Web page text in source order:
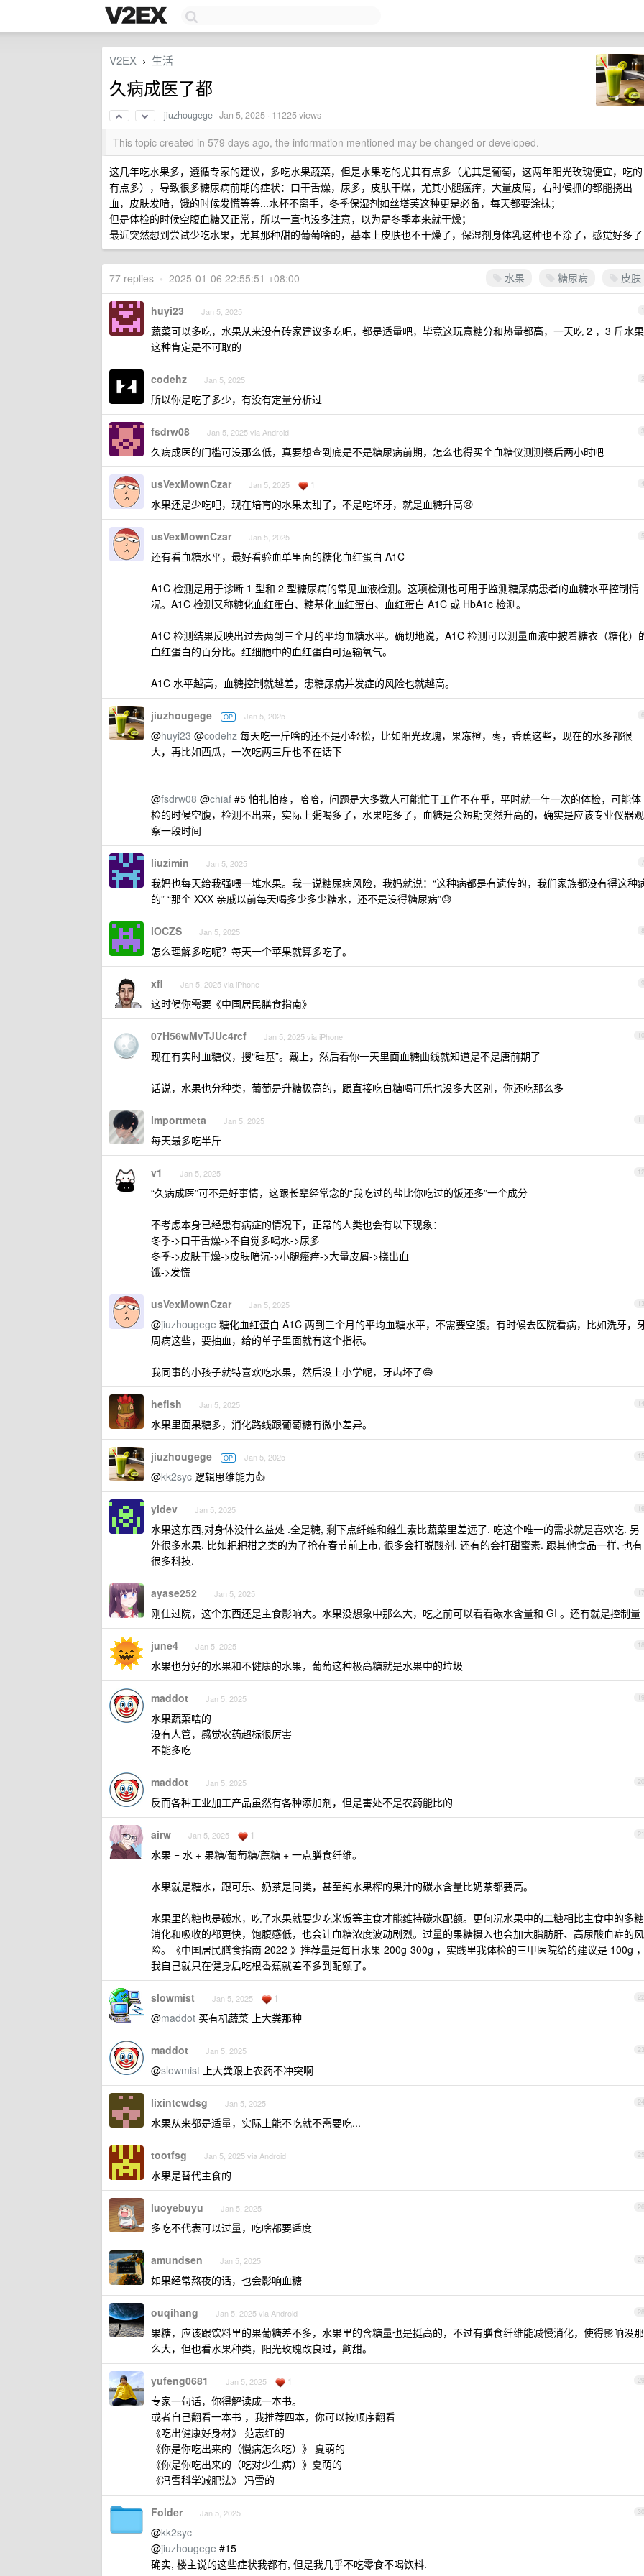
V2EX › 生活
久病成医了都
jiuzhougege ·Jan 5, 2025 · 11225 views
This topic created in 579 days ago, the information mentioned may be changed or developed.
这几年吃水果多，遵循专家的建议，多吃水果蔬菜，但是水果吃的尤其有点多（尤其是葡萄，这两年阳光玫瑰便宜，吃的
有点多），导致很多糖尿病前期的症状：口干舌燥，尿多，皮肤干燥，尤其小腿瘙痒，大量皮屑，右时候抓的都能挠出
血，皮肤发暗，饿的时候发慌等等...水杯不离手，冬季保湿剂如丝塔芙这种更是必备，每天都要涂抹；
但是体检的时候空腹血糖又正常，所以一直也没多注意，以为是冬季本来就干燥；
最近突然想到尝试少吃水果，尤其那种甜的葡萄啥的，基本上皮肤也不干燥了，保湿剂身体乳这种也不涂了，感觉好多了
水果 糖尿病 皮肤
77 replies • 2025-01-06 22:55:51 +08:00
1
huyi23 Jan 5, 2025
蔬菜可以多吃，水果从来没有砖家建议多吃吧，都是适量吧，毕竟这玩意糖分和热量都高，一天吃 2 ，3 斤水果
这种肯定是不可取的
2
codehz Jan 5, 2025
所以你是吃了多少，有没有定量分析过
3
fsdrw08 Jan 5, 2025 via Android
久病成医的门槛可没那么低，真要想查到底是不是糖尿病前期，怎么也得买个血糖仪测测餐后两小时吧
4
usVexMownCzar Jan 5, 2025 1
水果还是少吃吧，现在培育的水果太甜了，不是吃坏牙，就是血糖升高😢
5
usVexMownCzar Jan 5, 2025
还有看血糖水平，最好看验血单里面的糖化血红蛋白 A1C
A1C 检测是用于诊断 1 型和 2 型糖尿病的常见血液检测。这项检测也可用于监测糖尿病患者的血糖水平控制情
况。A1C 检测又称糖化血红蛋白、糖基化血红蛋白、血红蛋白 A1C 或 HbA1c 检测。
A1C 检测结果反映出过去两到三个月的平均血糖水平。确切地说，A1C 检测可以测量血液中披着糖衣（糖化）
血红蛋白的百分比。红细胞中的血红蛋白可运输氧气。
A1C 水平越高，血糖控制就越差，患糖尿病并发症的风险也就越高。
6
jiuzhougege OP Jan 5, 2025
@huyi23 @codehz 每天吃一斤啥的还不是小轻松，比如阳光玫瑰，果冻橙，枣，香蕉这些，现在的水多都很
大，再比如西瓜，一次吃两三斤也不在话下
@fsdrw08 @chiaf #5 怕扎怕疼，哈哈，问题是大多数人可能忙于工作不在乎，平时就一年一次的体检，可能体
检的时候空腹，检测不出来，实际上粥喝多了，水果吃多了，血糖是会短期突然升高的，确实是应该专业仪器观
察一段时间
7
liuzimin Jan 5, 2025
我妈也每天给我强喂一堆水果。我一说糖尿病风险，我妈就说：“这种病都是有遗传的，我们家族都没有得这种
的” “那个 XXX 亲戚以前每天喝多少多少糖水，还不是没得糖尿病”😓
8
iOCZS Jan 5, 2025
怎么理解多吃呢？每天一个苹果就算多吃了。
9
xfl Jan 5, 2025 via iPhone
这时候你需要《中国居民膳食指南》
10
07H56wMvTJUc4rcf Jan 5, 2025 via iPhone
现在有实时血糖仪，搜“硅基”。戴上，然后看你一天里面血糖曲线就知道是不是唐前期了
话说，水果也分种类，葡萄是升糖极高的，跟直接吃白糖喝可乐也没多大区别，你还吃那么多
11
importmeta Jan 5, 2025
每天最多吃半斤
12
v1 Jan 5, 2025
“久病成医”可不是好事情，这跟长辈经常念的“我吃过的盐比你吃过的饭还多”一个成分
----
不考虑本身已经患有病症的情况下，正常的人类也会有以下现象：
冬季->口干舌燥->不自觉多喝水->尿多
冬季->皮肤干燥->皮肤暗沉->小腿瘙痒->大量皮屑->挠出血
饿->发慌
13
usVexMownCzar Jan 5, 2025
@jiuzhougege 糖化血红蛋白 A1C 两到三个月的平均血糖水平，不需要空腹。有时候去医院看病，比如洗牙，
周病这些，要抽血，给的单子里面就有这个指标。
我同事的小孩子就特喜欢吃水果，然后没上小学呢，牙齿坏了😅
14
hefish Jan 5, 2025
水果里面果糖多，消化路线跟葡萄糖有微小差异。
15
jiuzhougege OP Jan 5, 2025
@kk2syc 逻辑思维能力👍
16
yidev Jan 5, 2025
水果这东西,对身体没什么益处 .全是糖, 剩下点纤维和维生素比蔬菜里差远了. 吃这个唯一的需求就是喜欢吃. 另
外很多水果, 比如耙耙柑之类的为了抢在春节前上市, 很多会打脱酸剂, 还有的会打甜蜜素. 跟其他食品一样, 也有
很多科技.
17
ayase252 Jan 5, 2025
刚住过院，这个东西还是主食影响大。水果没想象中那么大，吃之前可以看看碳水含量和 GI 。还有就是控制量
18
june4 Jan 5, 2025
水果也分好的水果和不健康的水果，葡萄这种极高糖就是水果中的垃圾
19
maddot Jan 5, 2025
水果蔬菜啥的
没有人管，感觉农药超标很厉害
不能多吃
20
maddot Jan 5, 2025
反而各种工业加工产品虽然有各种添加剂，但是害处不是农药能比的
21
airw Jan 5, 2025 1
水果 = 水 + 果糖/葡萄糖/蔗糖 + 一点膳食纤维。
水果就是糖水，跟可乐、奶茶是同类，甚至纯水果榨的果汁的碳水含量比奶茶都要高。
水果里的糖也是碳水，吃了水果就要少吃米饭等主食才能维持碳水配额。更何况水果中的二糖相比主食中的多糖
消化和吸收的都更快，饱腹感低，也会让血糖浓度波动剧烈。过量的果糖摄入也会加大脂肪肝、高尿酸血症的风
险。《中国居民膳食指南 2022 》推荐量是每日水果 200g-300g ，实践里我体检的三甲医院给的建议是 100g ，
我自己就只在健身后吃根香蕉就差不多到配额了。
22
slowmist Jan 5, 2025 1
@maddot 买有机蔬菜 上大粪那种
23
maddot Jan 5, 2025
@slowmist 上大粪跟上农药不冲突啊
24
lixintcwdsg Jan 5, 2025
水果从来都是适量，实际上能不吃就不需要吃...
25
tootfsg Jan 5, 2025 via Android
水果是替代主食的
26
luoyebuyu Jan 5, 2025
多吃不代表可以过量，吃啥都要适度
27
amundsen Jan 5, 2025
如果经常熬夜的话，也会影响血糖
28
ouqihang Jan 5, 2025 via Android
果糖，应该跟饮料里的果葡糖差不多，水果里的含糖量也是挺高的，不过有膳食纤维能减慢消化，使得影响没那
么大，但也看水果种类，阳光玫瑰改良过，齁甜。
29
yufeng0681 Jan 5, 2025 1
专家一句话，你得解读成一本书。
或者自己翻看一本书 ，我推荐四本，你可以按顺序翻看
《吃出健康好身材》 范志红的
《你是你吃出来的（慢病怎么吃）》 夏萌的
《你是你吃出来的（吃对少生病）》夏萌的
《冯雪科学减肥法》 冯雪的
30
Folder Jan 5, 2025
@kk2syc
@jiuzhougege #15
确实, 楼主说的这些症状我都有, 但是我几乎不吃零食不喝饮料.